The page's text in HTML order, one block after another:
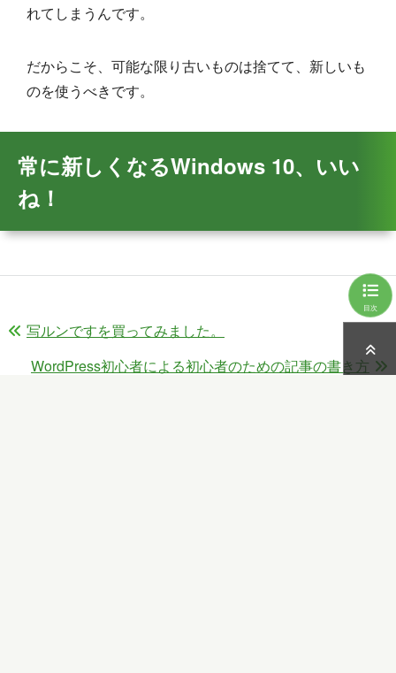
れてしまうんです。
だからこそ、可能な限り古いものは捨てて、新しいも
のを使うべきです。
常に新しくなるWindows 10、いい
ね！
写ルンですを買ってみました。
WordPress初心者による初心者のための記事の書き方
目次